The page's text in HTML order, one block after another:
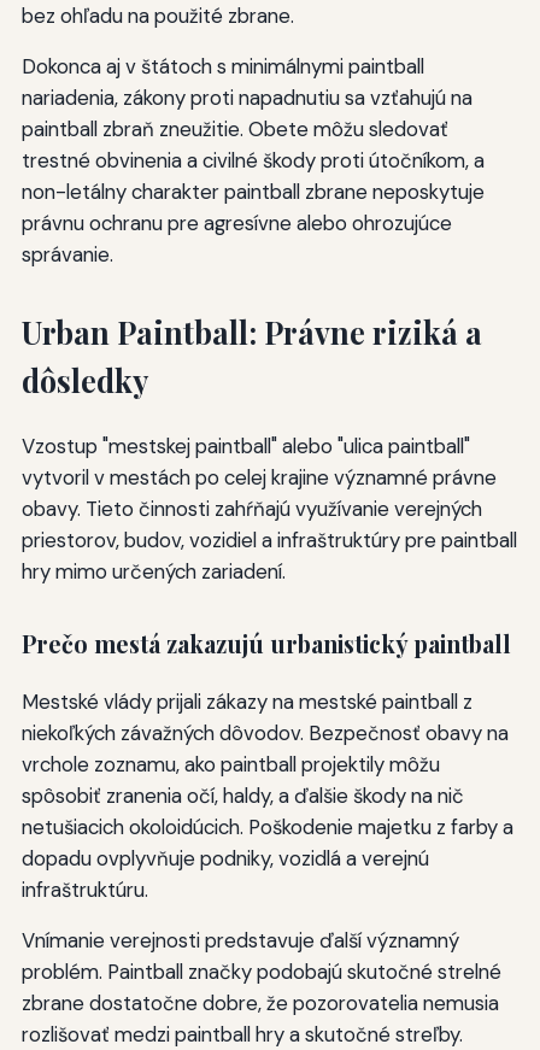
bez ohľadu na použité zbrane.
Dokonca aj v štátoch s minimálnymi paintball
nariadenia, zákony proti napadnutiu sa vzťahujú na
paintball zbraň zneužitie. Obete môžu sledovať
trestné obvinenia a civilné škody proti útočníkom, a
non-letálny charakter paintball zbrane neposkytuje
právnu ochranu pre agresívne alebo ohrozujúce
správanie.
Urban Paintball: Právne riziká a
dôsledky
Vzostup "mestskej paintball" alebo "ulica paintball"
vytvoril v mestách po celej krajine významné právne
obavy. Tieto činnosti zahŕňajú využívanie verejných
priestorov, budov, vozidiel a infraštruktúry pre paintball
hry mimo určených zariadení.
Prečo mestá zakazujú urbanistický paintball
Mestské vlády prijali zákazy na mestské paintball z
niekoľkých závažných dôvodov. Bezpečnosť obavy na
vrchole zoznamu, ako paintball projektily môžu
spôsobiť zranenia očí, haldy, a ďalšie škody na nič
netušiacich okoloidúcich. Poškodenie majetku z farby a
dopadu ovplyvňuje podniky, vozidlá a verejnú
infraštruktúru.
Vnímanie verejnosti predstavuje ďalší významný
problém. Paintball značky podobajú skutočné strelné
zbrane dostatočne dobre, že pozorovatelia nemusia
rozlišovať medzi paintball hry a skutočné streľby.